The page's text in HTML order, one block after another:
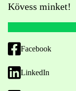
Kövess minket!
Facebook
LinkedIn